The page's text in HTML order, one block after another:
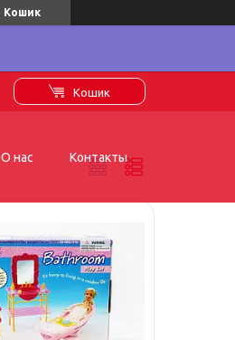
Кошик
Кошик
О нас Контакты